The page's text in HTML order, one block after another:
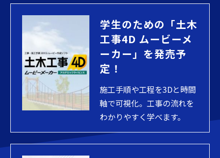
学生のための「土木
工事4D ムービーメ
ーカー」を発売予
定！
施工手順や工程を3Dと時間
軸で可視化。工事の流れを
わかりやすく学べます。